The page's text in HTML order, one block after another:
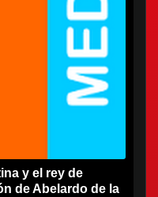
y el rey de
de Abelardo de la